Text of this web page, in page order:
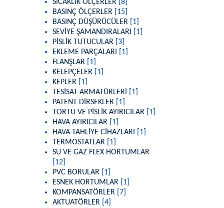
SICAKLIK ÖLÇERLER [8]
BASINÇ ÖLÇERLER
[15]
BASINÇ DÜŞÜRÜCÜLER
[1]
SEVİYE ŞAMANDIRALARI
[1]
PİSLİK TUTUCULAR
[3]
EKLEME PARÇALARI
[1]
FLANŞLAR
[1]
KELEPÇELER
[1]
KEPLER
[1]
TESİSAT ARMATÜRLERİ
[1]
PATENT DİRSEKLER
[1]
TORTU VE PİSLİK AYIRICILAR
[1]
HAVA AYIRICILAR
[1]
HAVA TAHLİYE CİHAZLARI
[1]
TERMOSTATLAR
[1]
SU VE GAZ FLEX HORTUMLAR
[12]
PVC BORULAR
[1]
ESNEK HORTUMLAR
[1]
KOMPANSATÖRLER
[7]
AKTUATÖRLER [4]